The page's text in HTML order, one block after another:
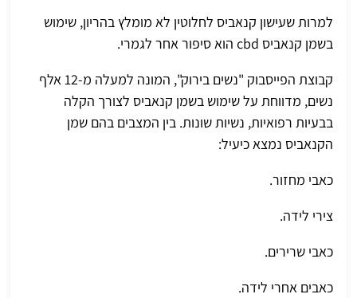
למרות שעישון קנאביס לחלוטין לא מומלץ בהריון, שימוש
בשמן קנאביס cbd הוא סיפור אחר לגמרי.
קבוצת הפייסבוק "נשים בירוק", המונה למעלה מ-12 אלף
נשים, מדווחת על שימוש בשמן קנאביס לצורך הקלה
בבעיות רפואיות, נשיות שונות. בין המצבים בהם שמן
הקנאביס נמצא כיעיל:
כאבי מחזור.
צירי לידה.
כאבי שרירים.
כאבים אחרי לידה.